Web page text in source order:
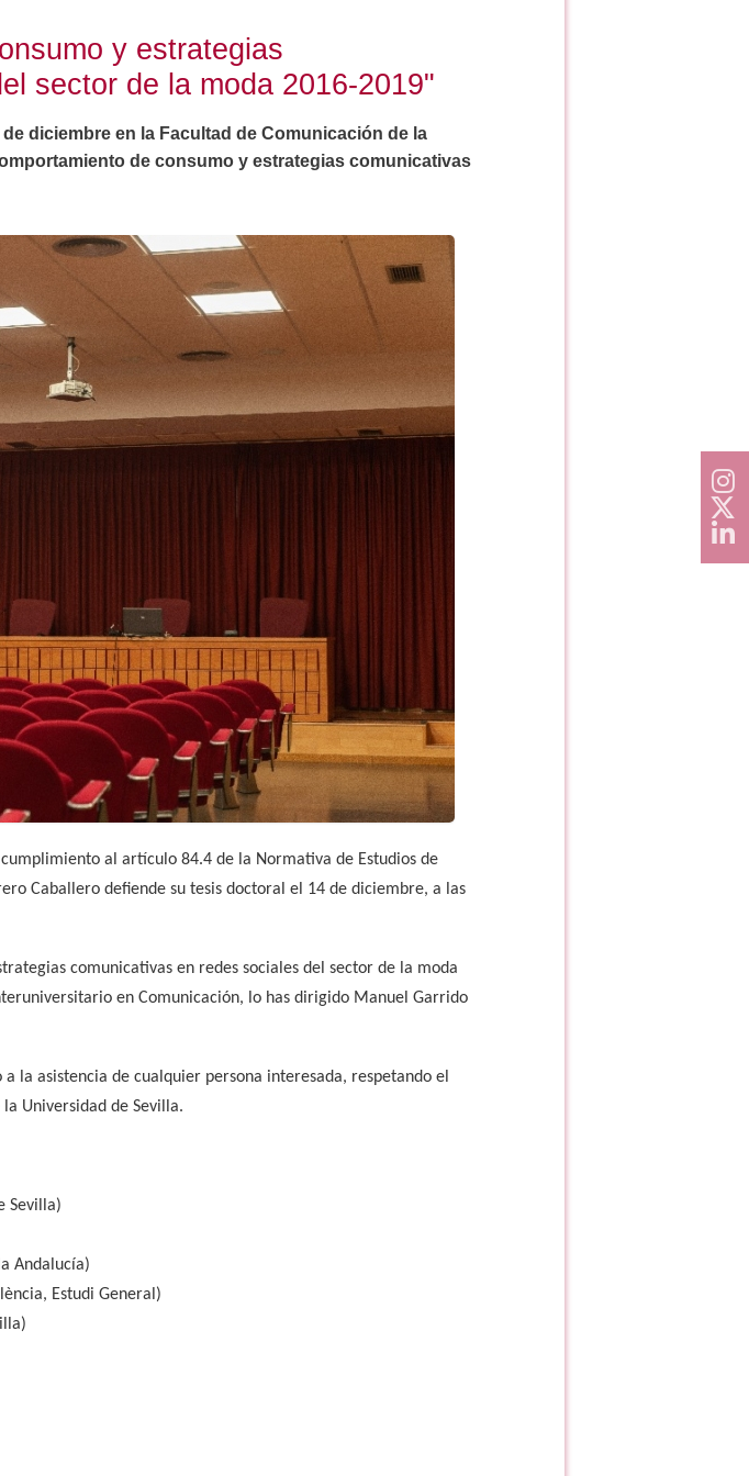
y estrategias
sector de la moda 2016-2019"
diciembre en la Facultad de Comunicación de la
de consumo y estrategias comunicativas
al artículo 84.4 de la Normativa de Estudios de
Caballero defiende su tesis doctoral el 14 de diciembre, a las
comunicativas en redes sociales del sector de la moda
en Comunicación, lo has dirigido Manuel Garrido
la asistencia de cualquier persona interesada, respetando el
Universidad de Sevilla.
Sevilla)
Andalucía)
Estudi General)